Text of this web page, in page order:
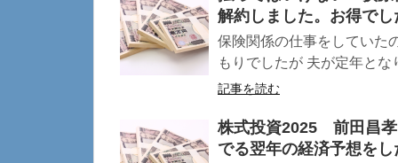
解約しました。お得でし
保険関係の仕事をしていた
もりでしたが 夫が定年と
記事を読む
株式投資2025 前田昌
でる翌年の経済予想をし